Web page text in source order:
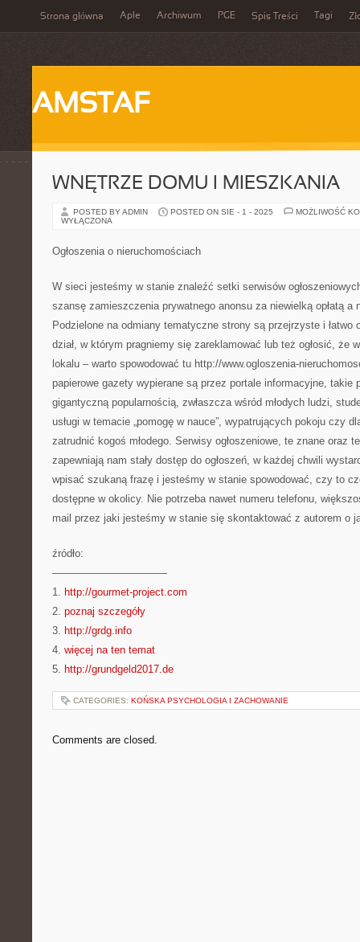
Strona główna Aple Archiwum PGE Spis Treści Tagi
AMSTAF
WNĘTRZE DOMU I MIESZKANIA
POSTED BY ADMIN POSTED ON SIE - 1 - 2025
MOŻLIWOŚĆ
WYŁĄCZONA
Ogłoszenia o nieruchomościach
W sieci jesteśmy w stanie znaleźć setki serwisów
szansę zamieszczenia prywatnego anonsu za niewielką opłatą a
Podzielone na odmiany tematyczne strony są przejrzyste i łatwo
dział, w którym pragniemy się zareklamować lub też ogłosić, że
lokalu – warto spowodować tu http://www.ogloszenia-
papierowe gazety wypierane są przez portale informacyjne, takie
gigantyczną popularnością, zwłaszcza wśród młodych ludzi,
usługi w temacie „pomogę w nauce”, wypatrujących pokoju czy
zatrudnić kogoś młodego. Serwisy ogłoszeniowe, te znane oraz
zapewniają nam stały dostęp do ogłoszeń, w każdej chwili
wpisać szukaną frazę i jesteśmy w stanie spowodować, czy to
dostępne w okolicy. Nie potrzeba nawet numeru telefonu,
mail przez jaki jesteśmy w stanie się skontaktować z autorem o
źródło:
———————————
1. http://gourmet-project.com
2. poznaj szczegóły
3. http://grdg.info
4. więcej na ten temat
5. http://grundgeld2017.de
CATEGORIES: KOŃSKA PSYCHOLOGIA I ZACHOWANIE
Comments are closed.